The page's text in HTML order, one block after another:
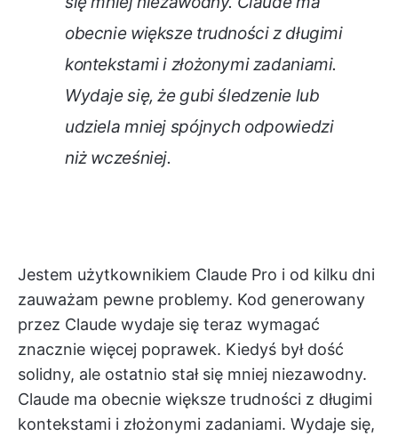
obecnie większe trudności z długimi
kontekstami i złożonymi zadaniami.
Wydaje się, że gubi śledzenie lub
udziela mniej spójnych odpowiedzi
niż wcześniej.
Jestem użytkownikiem Claude Pro i od kilku dni
zauważam pewne problemy. Kod generowany
przez Claude wydaje się teraz wymagać
znacznie więcej poprawek. Kiedyś był dość
solidny, ale ostatnio stał się mniej niezawodny.
Claude ma obecnie większe trudności z długimi
kontekstami i złożonymi zadaniami. Wydaje się,